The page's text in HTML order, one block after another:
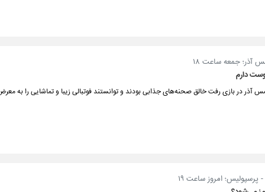
آذر؛ جمعه ساعت ۱۸
دارم
آذر در بازی رفت خالق صحنه‌های جذابی بودند و توانستند فوتبالی زیبا و تماشایی را به
امروز ساعت ۱۹